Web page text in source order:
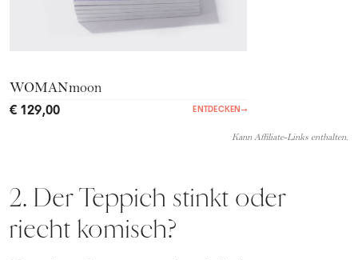
WOMANmoon
€ 129,00 ENTDECKEN →
Kann Affiliate-Links enthalten.
2. Der Teppich stinkt oder
riecht komisch?